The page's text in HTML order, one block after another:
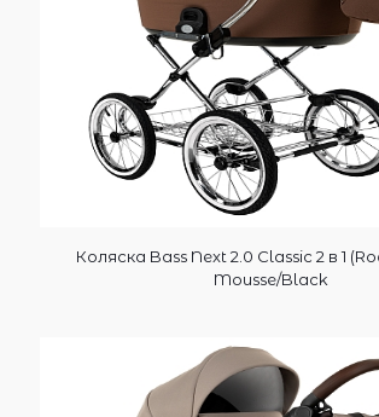
Коляска Bass Next 2.0 Classic 2 в 1
Mousse/Black